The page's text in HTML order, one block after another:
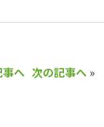
へ 次の記事へ »